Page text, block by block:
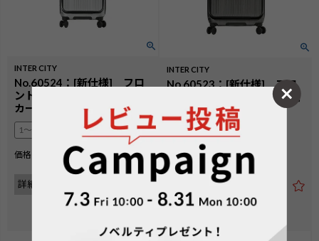
INTER CITY
No.60524：[新仕様] フロ
ントオープン コインロッ
カー22L 38cm
1〜2泊
価格 30,800 税込
詳細を見る
INTER CITY
No.60523：[新仕様] フロ
ントオープン スクエア4輪
33L 39cm
1〜2泊
価格 30,800 税込
詳細を見る
5.00